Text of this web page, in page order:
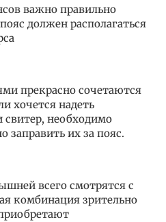
важно правильно
должен располагаться
прекрасно сочетаются
хочется надеть
свитер, необходимо
заправить их за пояс.
всего смотрятся с
комбинация зрительно